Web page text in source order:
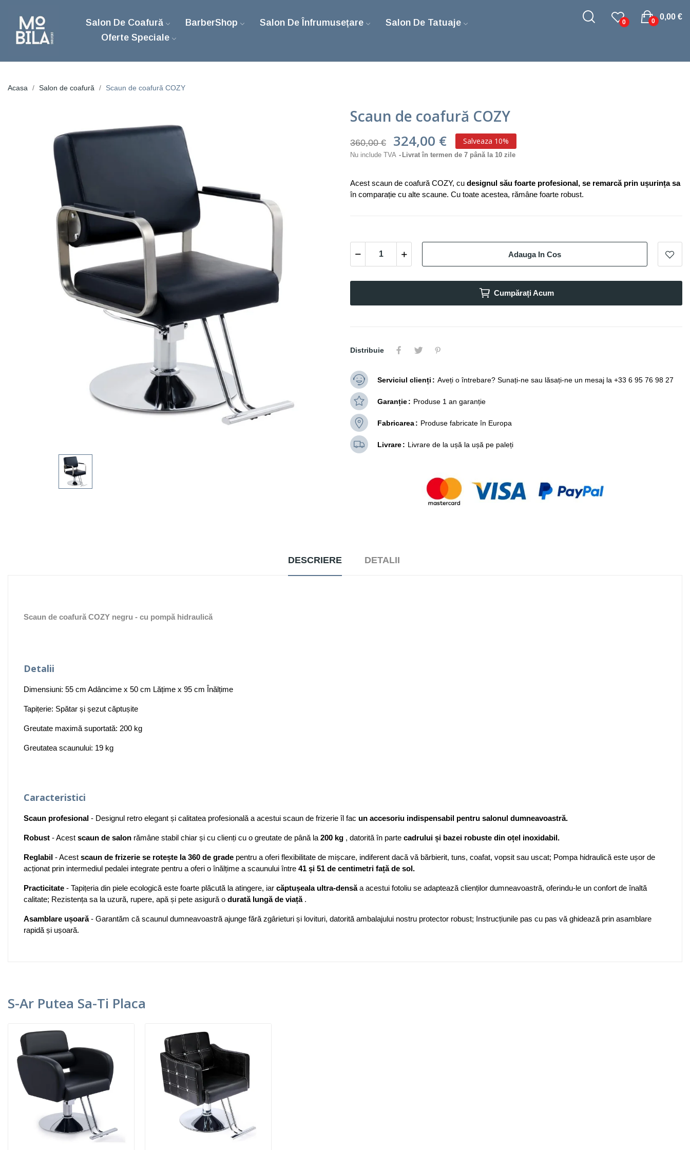
Salon De Coafură BarberShop Salon De Înfrumusețare
Salon De Tatuaje
Oferte Speciale
0
0,00 €
0
Acasa Salon de coafură Scaun de coafură COZY
Scaun de coafură COZY
360,00 € 324,00 € Salveaza 10%
Nu include TVA Livrat în termen de 7 până la 10 zile
Acest scaun de coafură COZY, cu designul său foarte profesional, se remarcă prin ușurința sa
în comparație cu alte scaune. Cu toate acestea, rămâne foarte robust.
Adauga In Cos
Cumpărați Acum
Distribuie
Serviciul clienți Aveți o întrebare? Sunați-ne sau lăsați-ne un mesaj la +33 6 95 76 98 27
Garanție Produse 1 an garanție
Fabricarea Produse fabricate în Europa
Livrare Livrare de la ușă la ușă pe paleți
DESCRIERE DETALII
Scaun de coafură COZY negru - cu pompă hidraulică
Detalii
Dimensiuni: 55 cm Adâncime x 50 cm Lățime x 95 cm Înălțime
Tapițerie: Spătar și șezut căptușite
Greutate maximă suportată: 200 kg
Greutatea scaunului: 19 kg
Caracteristici
Scaun profesional - Designul retro elegant și calitatea profesională a acestui scaun de frizerie îl fac un accesoriu indispensabil pentru salonul dumneavoastră.
Robust - Acest scaun de salon rămâne stabil chiar și cu clienți cu o greutate de până la 200 kg , datorită în parte cadrului și bazei robuste din oțel inoxidabil.
Reglabil - Acest scaun de frizerie se rotește la 360 de grade pentru a oferi flexibilitate de mișcare, indiferent dacă vă bărbierit, tuns, coafat, vopsit sau uscat; Pompa hidraulică este ușor de
acționat prin intermediul pedalei integrate pentru a oferi o înălțime a scaunului între 41 și 51 de centimetri față de sol.
Practicitate - Tapițeria din piele ecologică este foarte plăcută la atingere, iar căptușeala ultra-densăa acestui fotoliu se adaptează clienților dumneavoastră, oferindu-le un confort de înaltă
calitate; Rezistența sa la uzură, rupere, apă și pete asigură o durată lungă de viață.
Asamblare ușoară- Garantăm că scaunul dumneavoastră ajunge fără zgârieturi și lovituri, datorită ambalajului nostru protector robust; Instrucțiunile pas cu pas vă ghidează prin asamblare
rapidă și ușoară.
S-Ar Putea Sa-Ti Placa